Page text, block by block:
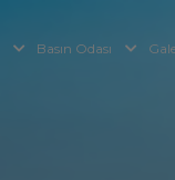
Basın Odası